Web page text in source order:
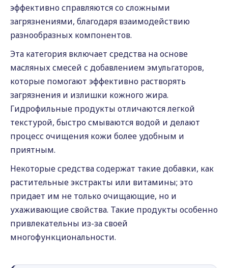
эффективно справляются со сложными
загрязнениями, благодаря взаимодействию
разнообразных компонентов.
Эта категория включает средства на основе
масляных смесей с добавлением эмульгаторов,
которые помогают эффективно растворять
загрязнения и излишки кожного жира.
Гидрофильные продукты отличаются легкой
текстурой, быстро смываются водой и делают
процесс очищения кожи более удобным и
приятным.
Некоторые средства содержат такие добавки, как
растительные экстракты или витамины; это
придает им не только очищающие, но и
ухаживающие свойства. Такие продукты особенно
привлекательны из-за своей
многофункциональности.